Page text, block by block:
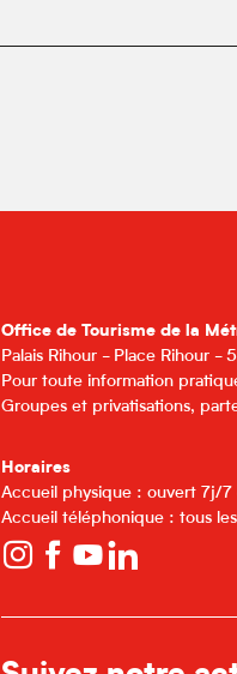
Office de Tourisme de la
Palais Rihour - Place Rihour -
Pour toute information
Groupes et privatisations,
Horaires
Accueil physique : ouvert 7j/7
Accueil téléphonique : tous